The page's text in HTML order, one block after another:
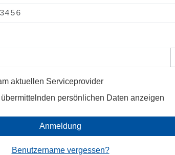
aktuellen Serviceprovider
persönlichen Daten anzeigen
Anmeldung
Benutzername vergessen?